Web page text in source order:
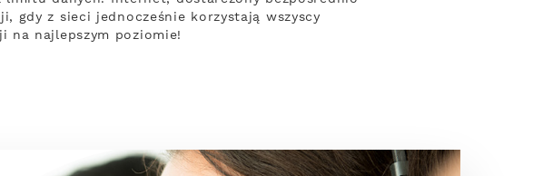
gdy z sieci jednocześnie korzystają wszyscy
na najlepszym poziomie!